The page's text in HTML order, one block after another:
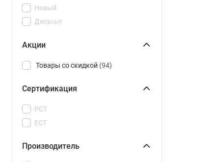
Новый
Дисконт
Акции
Товары со скидкой (94)
Сертификация
РСТ
ЕСТ
Производитель